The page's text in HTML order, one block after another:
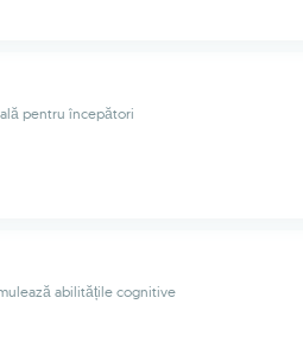
pentru începători
abilitățile cognitive